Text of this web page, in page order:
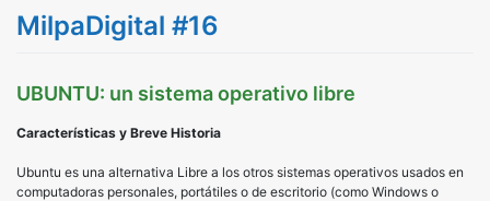
MilpaDigital #16
UBUNTU: un sistema operativo libre
Características y Breve Historia
Ubuntu es una alternativa Libre a los otros sistemas operativos usados en
computadoras personales, portátiles o de escritorio (como Windows o